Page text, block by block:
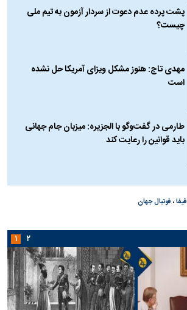
پشت پرده عدم دعوت از سردار آزمون به تیم ملی
چیست؟
مهدی تاج: هنوز مشکل ویزای آمریکا حل نشده
است
طارمی در گفت‌وگو با الجزیره: میزبان جام جهانی
باید قوانین را رعایت کند
فیفا، فوتبال جهان
۱ ۲